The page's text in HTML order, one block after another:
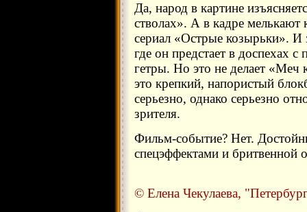
Да, народ в картине
стволах». А в кадре мелькают
сериал «Острые козырьки». И
где он предстает в доспехах
гетры. Но это не делает
это крепкий, напористый
серьезно, однако серьезно
зрителя.
Фильм-событие? Нет.
спецэффектами и бритвенной
© Елена Чекулаева,